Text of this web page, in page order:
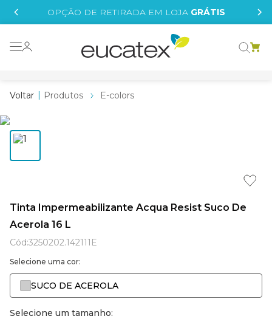
OPÇÃO DE RETIRADA EM LOJA GRÁTIS
Produtos E-colors
Tinta Impermeabilizante Acqua Resist Suco De
Acerola 16 L
Cód:3250202.142111E
Selecione uma cor:
SUCO DE ACEROLA
Selecione um tamanho:
tinta
tinta